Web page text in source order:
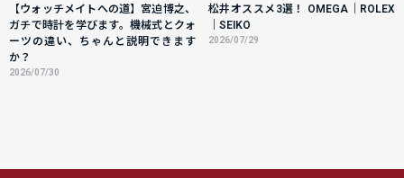
【ウォッチメイトへの道】宮迫博之、
ガチで時計を学びます。機械式とクォ
ーツの違い、ちゃんと説明できます
か？
2026/07/30
松井オススメ3選！ OMEGA｜ROLEX
｜SEIKO
2026/07/29